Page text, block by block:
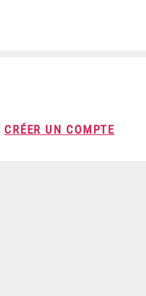
CRÉER UN COMPTE